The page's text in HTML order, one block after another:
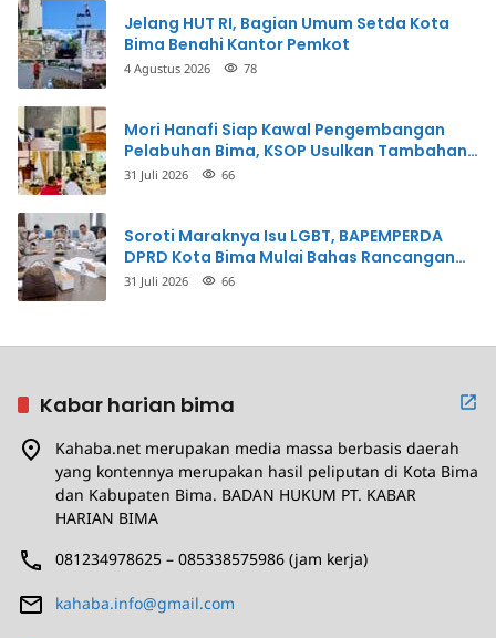
Jelang HUT RI, Bagian Umum Setda Kota
Bima Benahi Kantor Pemkot
4 Agustus 2026 78
Mori Hanafi Siap Kawal Pengembangan
Pelabuhan Bima, KSOP Usulkan Tambahan
Dermaga Rp400 Miliar
31 Juli 2026 66
Soroti Maraknya Isu LGBT, BAPEMPERDA
DPRD Kota Bima Mulai Bahas Rancangan
Perda Pencegahan
31 Juli 2026 66
Kabar harian bima
Kahaba.net merupakan media massa berbasis daerah
yang kontennya merupakan hasil peliputan di Kota Bima
dan Kabupaten Bima. BADAN HUKUM PT. KABAR
HARIAN BIMA
081234978625 – 085338575986 (jam kerja)
kahaba.info@gmail.com